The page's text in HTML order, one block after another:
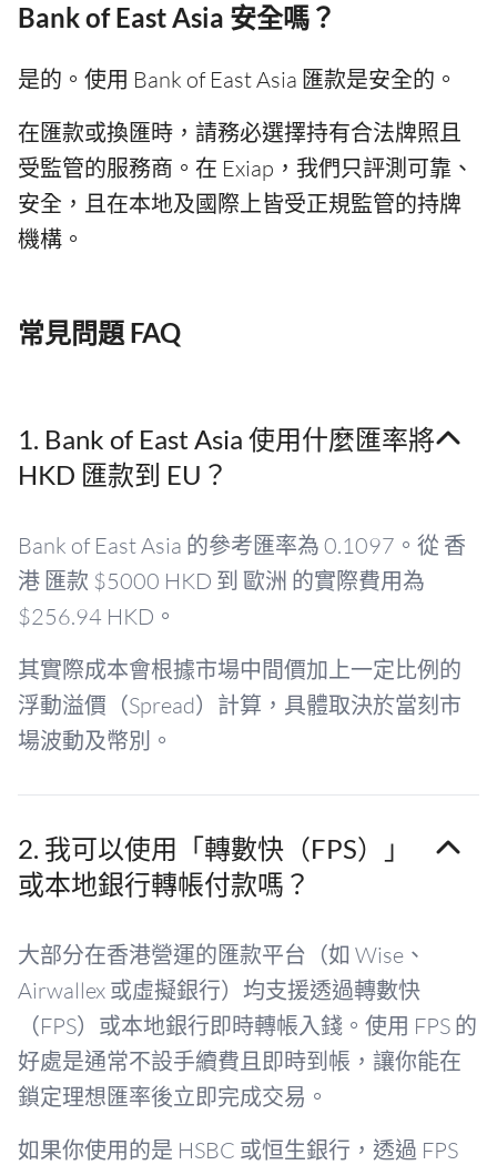
Bank of East Asia 安全嗎？
是的。使用 Bank of East Asia 匯款是安全的。
在匯款或換匯時，請務必選擇持有合法牌照且
受監管的服務商。在 Exiap，我們只評測可靠、
安全，且在本地及國際上皆受正規監管的持牌
機構。
常見問題 FAQ
1. Bank of East Asia 使用什麼匯率將
HKD 匯款到 EU？
Bank of East Asia 的參考匯率為 0.1097。從 香
港 匯款 $5000 HKD 到 歐洲 的實際費用為
$256.94 HKD。
其實際成本會根據市場中間價加上一定比例的
浮動溢價（Spread）計算，具體取決於當刻市
場波動及幣別。
2. 我可以使用「轉數快（FPS）」
或本地銀行轉帳付款嗎？
大部分在香港營運的匯款平台（如 Wise、
Airwallex 或虛擬銀行）均支援透過轉數快
（FPS）或本地銀行即時轉帳入錢。使用 FPS 的
好處是通常不設手續費且即時到帳，讓你能在
鎖定理想匯率後立即完成交易。
如果你使用的是 HSBC 或恒生銀行，透過 FPS